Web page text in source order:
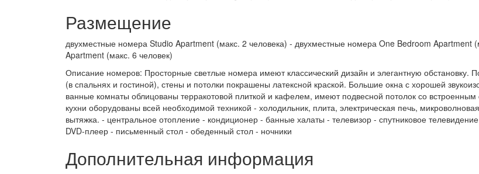
Размещение
двухместные номера Studio Apartment (макс. 2 человека) - двухместные номера One Bedroom
Apartment (макс. 6 человек)
Описание номеров: Просторные светлые номера имеют классический дизайн и элегантную
(в спальнях и гостиной), стены и потолки покрашены латексной краской. Большие окна с хорошей
ванные комнаты облицованы терракотовой плиткой и кафелем, имеют подвесной потолок со
кухни оборудованы всей необходимой техникой - холодильник, плита, электрическая печь,
вытяжка. - центральное отопление - кондиционер - банные халаты - телевизор - спутниковое
DVD-плеер - письменный стол - обеденный стол - ночники
Дополнительная информация